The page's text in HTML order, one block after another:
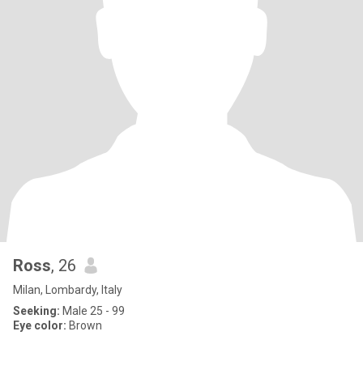
Ross, 26
Milan, Lombardy, Italy
Seeking: Male 25 - 99
Eye color: Brown